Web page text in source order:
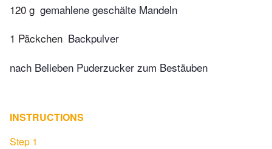
120 g gemahlene geschälte Mandeln
1 Päckchen Backpulver
nach Belieben Puderzucker zum Bestäuben
INSTRUCTIONS
Step 1